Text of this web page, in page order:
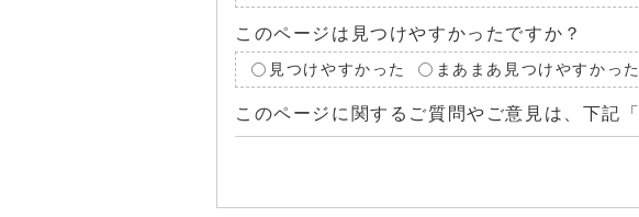
このページは見つけやすかったですか？
見つけやすかった まあまあ見つけやすかった
このページに関するご質問やご意見は、下記